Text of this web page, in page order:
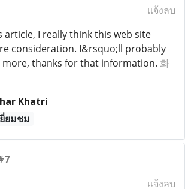
แจ้งลบ
article, I really think this web site
consideration. I&rsquo;ll probably
more, thanks for that information. 화
Khatri
ยี่ยมชม
แจ้งลบ